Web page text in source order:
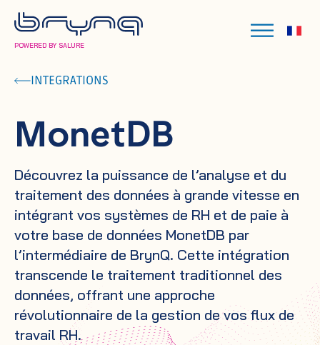
POWERED BY SALURE
INTEGRATIONS
MonetDB
Découvrez la puissance de l’analyse et du
traitement des données à grande vitesse en
intégrant vos systèmes de RH et de paie à
votre base de données MonetDB par
l’intermédiaire de BrynQ. Cette intégration
transcende le traitement traditionnel des
données, offrant une approche
révolutionnaire de la gestion de vos flux de
travail RH.